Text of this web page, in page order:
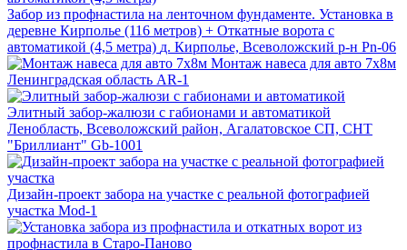
Забор из профнастила на ленточном фундаменте. Установка в
деревне Кирполье (116 метров) + Откатные ворота с
автоматикой (4,5 метра) д. Кирполье, Всеволожский р-н Pn-06
Монтаж навеса для авто 7x8м
Ленинградская область AR-1
Элитный забор-жалюзи с габионами и автоматикой
Ленобласть, Всеволожский район, Агалатовское СП, СНТ
"Бриллиант" Gb-1001
Дизайн-проект забора на участке с реальной фотографией
участка Mod-1